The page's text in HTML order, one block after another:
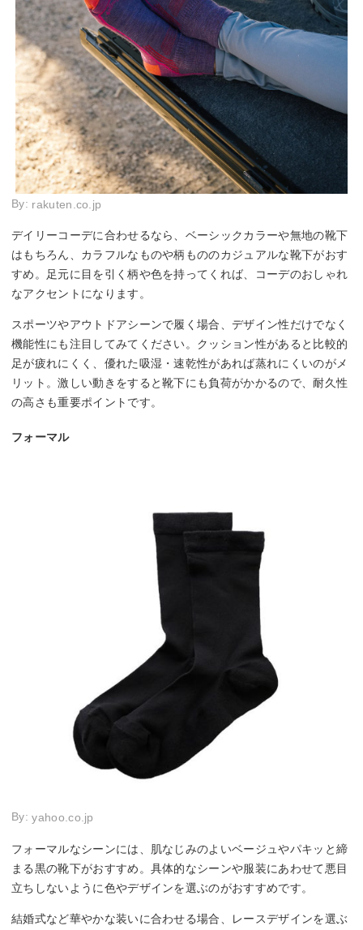
By: rakuten.co.jp
デイリーコーデに合わせるなら、ベーシックカラーや無地の靴下
はもちろん、カラフルなものや柄もののカジュアルな靴下がおす
すめ。足元に目を引く柄や色を持ってくれば、コーデのおしゃれ
なアクセントになります。
スポーツやアウトドアシーンで履く場合、デザイン性だけでなく
機能性にも注目してみてください。クッション性があると比較的
足が疲れにくく、優れた吸湿・速乾性があれば蒸れにくいのがメ
リット。激しい動きをすると靴下にも負荷がかかるので、耐久性
の高さも重要ポイントです。
フォーマル
By:yahoo.co.jp
フォーマルなシーンには、肌なじみのよいベージュやパキッと締
まる黒の靴下がおすすめ。具体的なシーンや服装にあわせて悪目
立ちしないように色やデザインを選ぶのがおすすめです。
結婚式など華やかな装いに合わせる場合、レースデザインを選ぶ